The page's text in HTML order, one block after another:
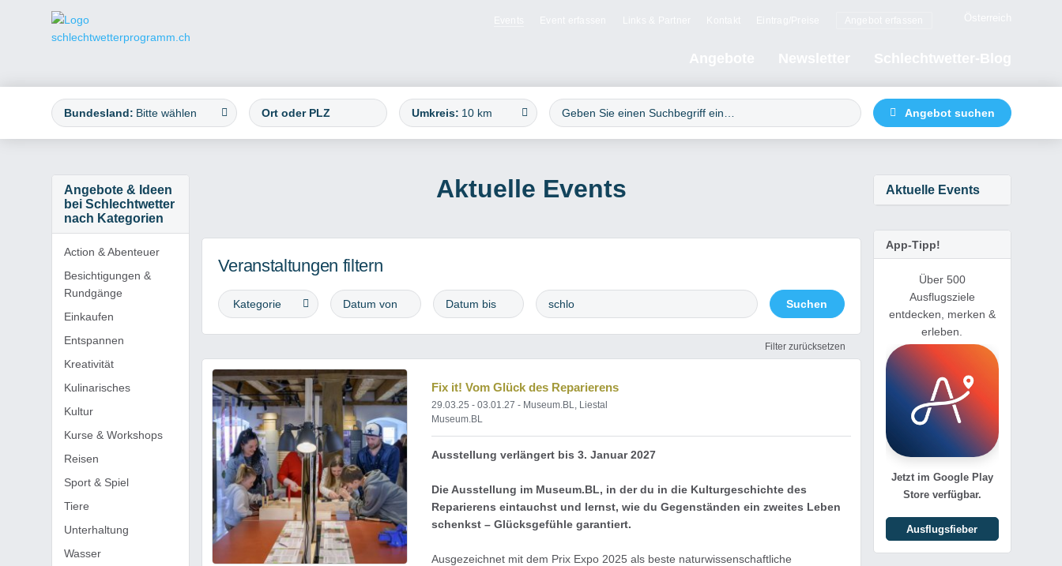
Bundesland: Bitte wählen Umkreis: 10 km
Angebote & Ideen
bei Schlechtwetter
nach Kategorien
Action & Abenteuer
Besichtigungen &
Rundgänge
Einkaufen
Entspannen
Kreativität
Kulinarisches
Kultur
Kurse & Workshops
Reisen
Sport & Spiel
Tiere
Unterhaltung
Wasser
Aktuelle Events
Veranstaltungen filtern
Filter zurücksetzen
Kategorie
Fix it! Vom Glück des Reparierens
29.03.25 - 03.01.27 - Museum.BL, Liestal
Museum.BL
Ausstellung verlängert bis 3. Januar 2027
Die Ausstellung im Museum.BL, in der du in die Kulturgeschichte des
Reparierens eintauchst und lernst, wie du Gegenständen ein zweites Leben
schenkst – Glücksgefühle garantiert.
Ausgezeichnet mit dem Prix Expo 2025 als beste naturwissenschaftliche
Aktuelle Events
App-Tipp!
Über 500
Ausflugsziele
entdecken, merken &
erleben.
Jetzt im Google Play
Store verfügbar.
Ausflugsfieber